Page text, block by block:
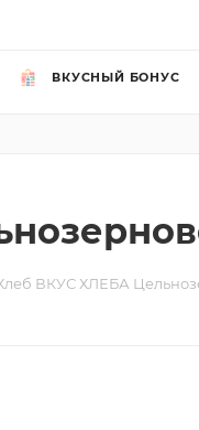
ВКУСНЫЙ БОНУС
ВКУС ХЛЕБА